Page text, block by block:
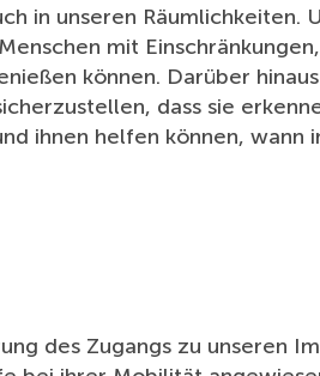
in unseren Räumlichkeiten.
mit
können. Darüber
dass sie
ihnen helfen können, wann
des Zugangs zu unseren